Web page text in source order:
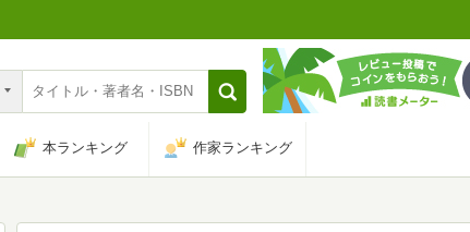
本ランキング 作家ランキング